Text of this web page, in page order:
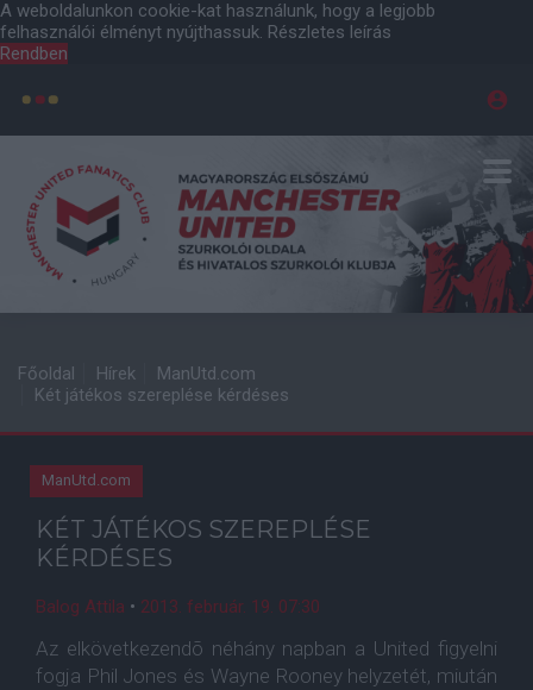
A weboldalunkon cookie-kat használunk, hogy a legjobb
felhasználói élményt nyújthassuk. Részletes leírás
Rendben
Főoldal Hírek
ManUtd.com
Két játékos szereplése kérdéses
ManUtd.com
KÉT JÁTÉKOS SZEREPLÉSE
KÉRDÉSES
Balog Attila • 2013. február. 19. 07:30
Az elkövetkezendõ néhány napban a United figyelni
fogja Phil Jones és Wayne Rooney helyzetét, miután